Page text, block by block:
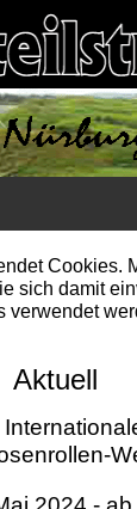
Cookies.
sich damit
verwendet
Aktuell